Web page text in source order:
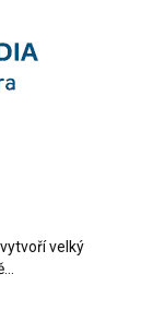
velký